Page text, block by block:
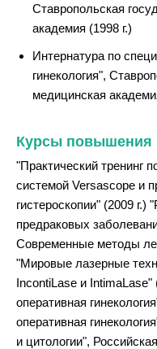
Ставропольская
академия (1998 г.)
Интернатура по
гинекология",
медицинская
Курсы повышения
"Практический тренинг
системой Versascope и
гистероскопии" (2009
предраковых
Современные методы
"Мировые лазерные
IncontiLase и IntimaLase"
оперативная
оперативная
и цитологии",